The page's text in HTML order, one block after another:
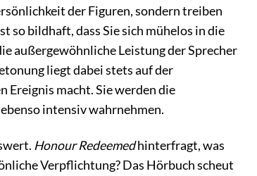
der Figuren, sondern treiben
so bildhaft, dass Sie sich mühelos in die
außergewöhnliche Leistung der Sprecher
liegt dabei stets auf der
Ereignis macht. Sie werden die
intensiv wahrnehmen.
Honour Redeemedhinterfragt, was
Verpflichtung? Das Hörbuch scheut